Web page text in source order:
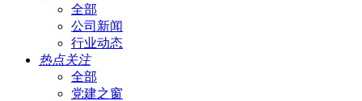
全部
公司新闻
行业动态
热点关注
全部
党建之窗